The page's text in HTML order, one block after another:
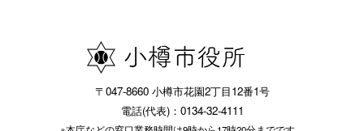
〒047-8660 小樽市花園2丁目12番1号
電話(代表)：0134-32-4111